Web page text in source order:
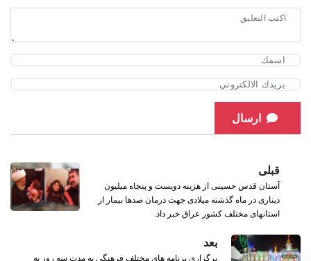
ارسال
قبلی
آستان قدس حسینی از هزینه دویست و پنجاه میلیون
دیناری در ماه گذشته میلادی جهت درمان صدها بیمار از
استانهای مختلف کشور عراق خبر داد.
بعد
برگزاری برنامه های مختلف فرهنگی به مدت سه روز به